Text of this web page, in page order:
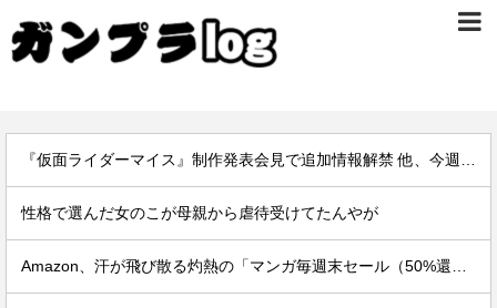
性格で選んだ女のこが母親から虐待受けてたんやが